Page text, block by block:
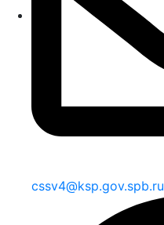
cssv4@ksp.gov.spb.ru